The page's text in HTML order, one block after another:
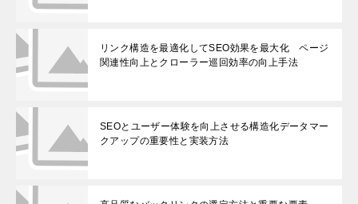
リンク構造を最適化してSEO効果を最大化 ページ
関連性向上とクローラー巡回効率の向上手法
SEOとユーザー体験を向上させる構造化データマー
クアップの重要性と実装方法